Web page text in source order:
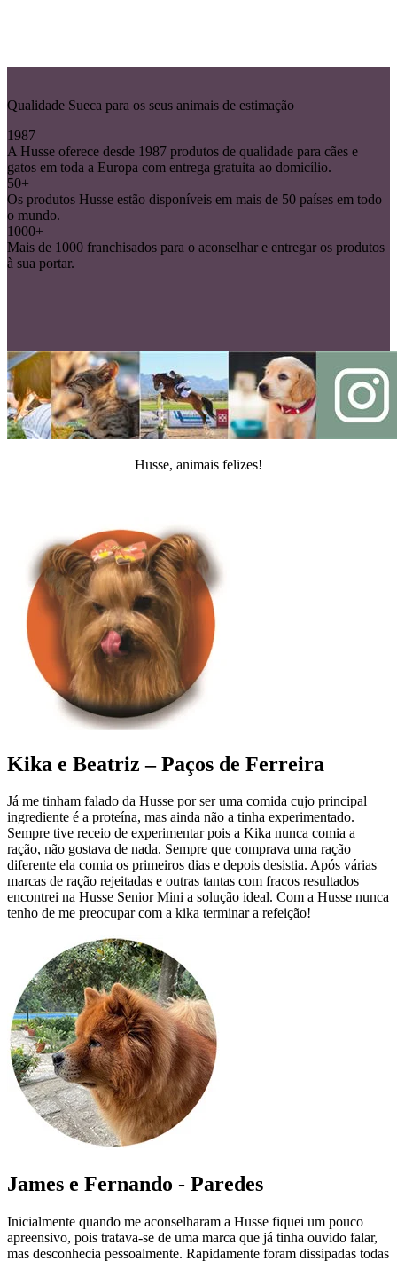
Qualidade Sueca para os seus animais de estimação
1987
A Husse oferece desde 1987 produtos de qualidade para cães e
gatos em toda a Europa com entrega gratuita ao domicílio.
50+
Os produtos Husse estão disponíveis em mais de 50 países em todo
o mundo.
1000+
Mais de 1000 franchisados para o aconselhar e entregar os produtos
à sua portar.
Husse, animais felizes!
Kika e Beatriz – Paços de Ferreira
Já me tinham falado da Husse por ser uma comida cujo principal
ingrediente é a proteína, mas ainda não a tinha experimentado.
Sempre tive receio de experimentar pois a Kika nunca comia a
ração, não gostava de nada. Sempre que comprava uma ração
diferente ela comia os primeiros dias e depois desistia. Após várias
marcas de ração rejeitadas e outras tantas com fracos resultados
encontrei na Husse Senior Mini a solução ideal. Com a Husse nunca
tenho de me preocupar com a kika terminar a refeição!
James e Fernando - Paredes
Inicialmente quando me aconselharam a Husse fiquei um pouco
apreensivo, pois tratava-se de uma marca que já tinha ouvido falar,
mas desconhecia pessoalmente. Rapidamente foram dissipadas todas